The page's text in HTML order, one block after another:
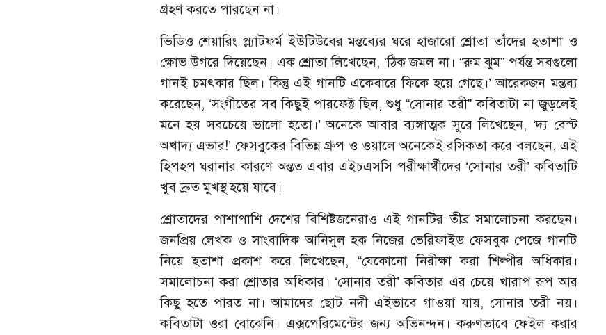
গ্রহণ করতে পারছেন না।
ভিডিও শেয়ারিং প্ল্যাটফর্ম ইউটিউবের মন্তব্যের ঘরে হাজারো শ্রোতা তাঁদের হতাশা ও
ক্ষোভ উগরে দিয়েছেন। এক শ্রোতা লিখেছেন, ‘ঠিক জমল না। “রুম ঝুম” পর্যন্ত সবগুলো
গানই চমৎকার ছিল। কিন্তু এই গানটি একেবারে ফিকে হয়ে গেছে।’ আরেকজন মন্তব্য
করেছেন, ‘সংগীতের সব কিছুই পারফেক্ট ছিল, শুধু “সোনার তরী” কবিতাটা না জুড়লেই
মনে হয় সবচেয়ে ভালো হতো।’ অনেকে আবার ব্যঙ্গাত্মক সুরে লিখেছেন, ‘দ্য বেস্ট
অখাদ্য এভার!’ ফেসবুকের বিভিন্ন গ্রুপ ও ওয়ালে অনেকেই রসিকতা করে বলছেন, এই
হিপহপ ঘরানার কারণে অন্তত এবার এইচএসসি পরীক্ষার্থীদের ‘সোনার তরী’ কবিতাটি
খুব দ্রুত মুখস্থ হয়ে যাবে।
শ্রোতাদের পাশাপাশি দেশের বিশিষ্টজনেরাও এই গানটির তীব্র সমালোচনা করছেন।
জনপ্রিয় লেখক ও সাংবাদিক আনিসুল হক নিজের ভেরিফাইড ফেসবুক পেজে গানটি
নিয়ে হতাশা প্রকাশ করে লিখেছেন, “যেকোনো নিরীক্ষা করা শিল্পীর অধিকার।
সমালোচনা করা শ্রোতার অধিকার। ‘সোনার তরী’ কবিতার এর চেয়ে খারাপ রূপ আর
কিছু হতে পারত না। আমাদের ছোট নদী এইভাবে গাওয়া যায়, সোনার তরী নয়।
কবিতাটা ওরা বোঝেনি। এক্সপেরিমেন্টের জন্য অভিনন্দন। করুণভাবে ফেইল করার